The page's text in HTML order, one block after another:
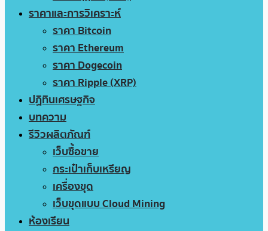
ราคาและการวิเคราะห์
ราคา Bitcoin
ราคา Ethereum
ราคา Dogecoin
ราคา Ripple (XRP)
ปฏิทินเศรษฐกิจ
บทความ
รีวิวผลิตภัณฑ์
เว็บซื้อขาย
กระเป๋าเก็บเหรียญ
เครื่องขุด
เว็บขุดแบบ Cloud Mining
ห้องเรียน